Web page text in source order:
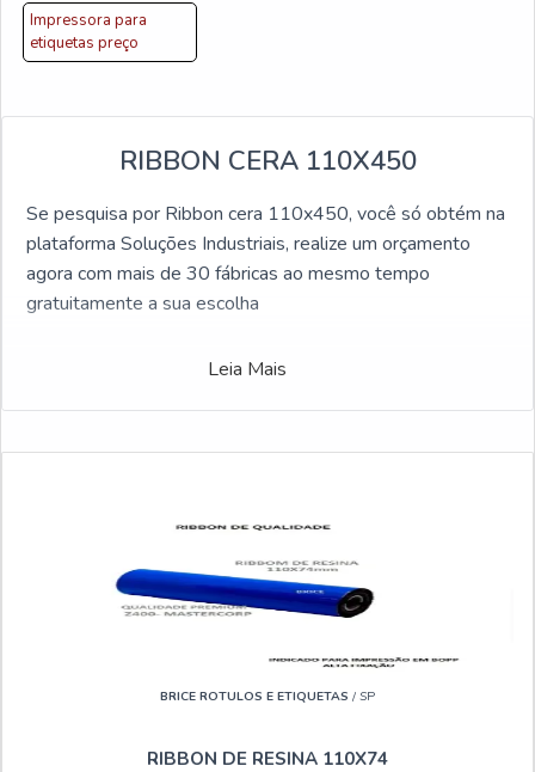
Impressora para
etiquetas preço
RIBBON CERA 110X450
Se pesquisa por Ribbon cera 110x450, você só obtém na
plataforma Soluções Industriais, realize um orçamento
agora com mais de 30 fábricas ao mesmo tempo
gratuitamente a sua escolha
Leia Mais
BRICE ROTULOS E ETIQUETAS / SP
RIBBON DE RESINA 110X74